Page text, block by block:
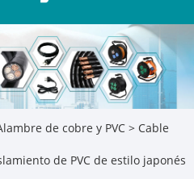
de cobre y PVC > Cable
de PVC de estilo japonés